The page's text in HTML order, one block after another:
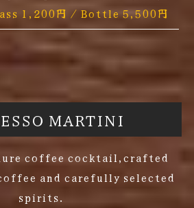
1,200円 / Bottle 5,500円
MARTINI
coffee cocktail,crafted
and carefully selected
spirits.